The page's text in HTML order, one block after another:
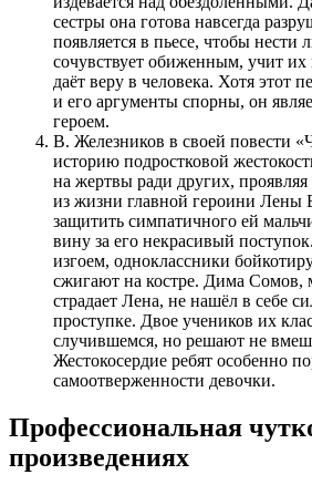
сестры она готова навсегда
появляется в пьесе, чтобы
сочувствует обиженным, учит их
даёт веру в человека. Хотя этот
и его аргументы спорны, он
героем.
В. Железников в своей повести
историю подростковой
на жертвы ради других,
из жизни главной героини Лены
защитить симпатичного ей
вину за его некрасивый
изгоем, одноклассники
сжигают на костре. Дима Сомов,
страдает Лена, не нашёл в себе
проступке. Двое учеников их
случившемся, но решают не
Жестокосердие ребят особенно
самоотверженности девочки.
Профессиональная
произведениях